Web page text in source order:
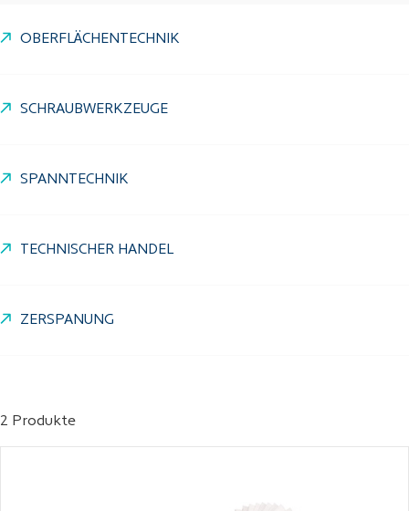
OBERFLÄCHENTECHNIK
SCHRAUBWERKZEUGE
SPANNTECHNIK
TECHNISCHER HANDEL
ZERSPANUNG
2 Produkte